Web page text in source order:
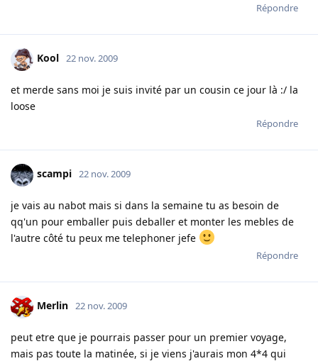
Répondre
Kool 22 nov. 2009
et merde sans moi je suis invité par un cousin ce jour là :/ la
loose
Répondre
scampi 22 nov. 2009
je vais au nabot mais si dans la semaine tu as besoin de
qq'un pour emballer puis deballer et monter les mebles de
l'autre côté tu peux me telephoner jefe
Répondre
Merlin 22 nov. 2009
peut etre que je pourrais passer pour un premier voyage,
mais pas toute la matinée, si je viens j'aurais mon 4*4 qui